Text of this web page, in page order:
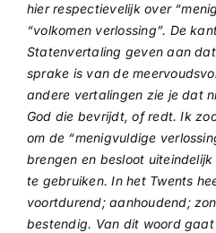
hier respectievelijk over
“volkomen verlossing”. De
Statenvertaling geven aan
sprake is van de
andere vertalingen zie je dat
God die bevrijdt, of redt. Ik
om de “menigvuldige
brengen en besloot
te gebruiken. In het Twents
voortdurend; aanhoudend;
bestendig. Van dit woord